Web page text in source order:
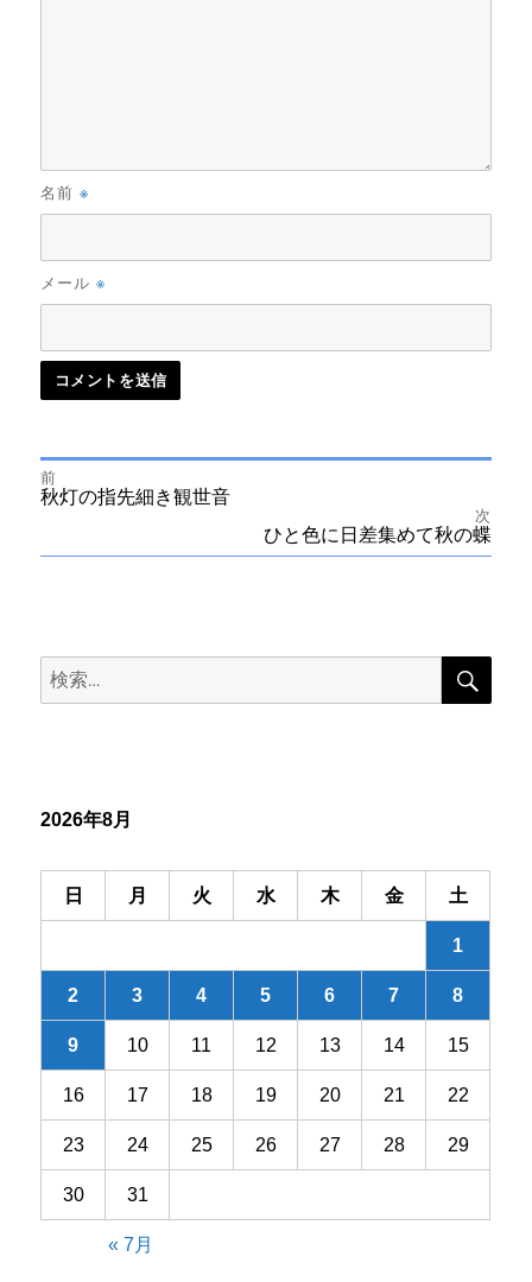
名前※
メール※
投
ゲ
ン
前
前
の
秋灯の指先細き観世音
次
ひと色に日差集めて秋の蝶
検
索:
検
2026年8月
日 月 火 水 木 金 土
1
2 3 4 5 6 7 8
9 10 11 12 13 14 15
16 17 18 19 20 21 22
23 24 25 26 27 28 29
30 31
« 7月